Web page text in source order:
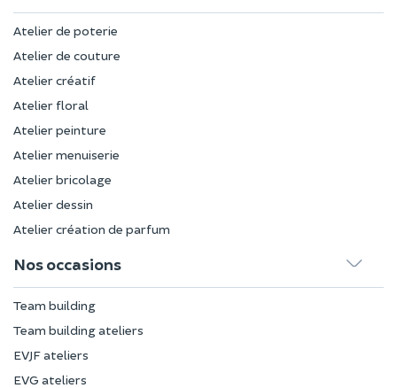
Atelier de poterie
Atelier de couture
Atelier créatif
Atelier floral
Atelier peinture
Atelier menuiserie
Atelier bricolage
Atelier dessin
Atelier création de parfum
Nos occasions
Team building
Team building ateliers
EVJF ateliers
EVG ateliers